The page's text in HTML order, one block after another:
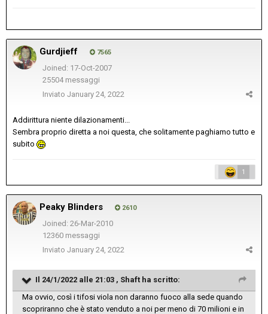
Gurdjieff 7565
Joined: 17-Oct-2007
25504 messaggi
Inviato January 24, 2022
Addirittura niente dilazionamenti...
Sembra proprio diretta a noi questa, che solitamente paghiamo tutto e
subito
1
Peaky Blinders 2610
Joined: 26-Mar-2010
12360 messaggi
Inviato January 24, 2022
Il 24/1/2022 alle 21:03 , Shaft ha scritto:
Ma ovvio, così i tifosi viola non daranno fuoco alla sede quando
scopriranno che è stato venduto a noi per meno di 70 milioni e in